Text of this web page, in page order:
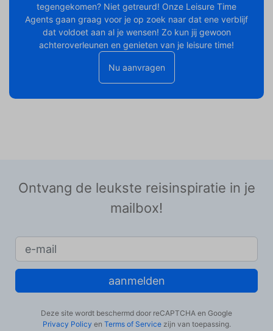
tegengekomen? Niet getreurd! Onze Leisure Time
Agents gaan graag voor je op zoek naar dat ene verblijf
dat voldoet aan al je wensen! Zo kun jij gewoon
achteroverleunen en genieten van je leisure time!
Nu aanvragen
Ontvang de leukste reisinspiratie in je
mailbox!
aanmelden
Deze site wordt beschermd door reCAPTCHA en Google
Privacy Policy en Terms of Servicezijn van toepassing.